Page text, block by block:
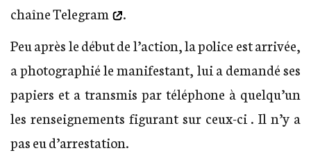
chaîne Telegram
.
Peu après le début de l’action, la police est arrivée,
a photographié le manifestant, lui a demandé ses
papiers et a transmis par téléphone à quelqu’un
les renseignements figurant sur ceux-ci . Il n’y a
pas eu d’arrestation.